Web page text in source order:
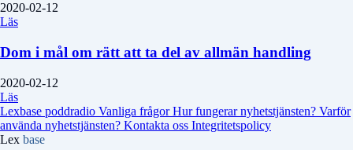
2020-02-12
Läs
Dom i mål om rätt att ta del av allmän handling
2020-02-12
Läs
Lexbase poddradio Vanliga frågorHur fungerar nyhetstjänsten? Varför
använda nyhetstjänsten? Kontakta oss Integritetspolicy
Lex base